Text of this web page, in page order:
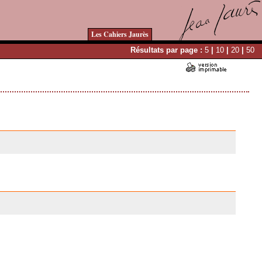
Les Cahiers Jaurès
Résultats par page : 5 | 10 | 20 | 50